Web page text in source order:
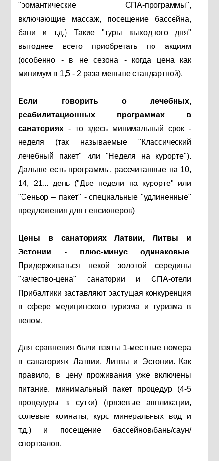
"романтические СПА-программы",
включающие массаж, посещение бассейна,
бани и т.д.) Такие "туры выходного дня"
выгоднее всего приобретать по акциям
(особенно - в не сезона - когда цена как
минимум в 1,5 - 2 раза меньше стандартной).
Если говорить о лечебных,
реабилитационных программах в
санаториях - то здесь минимальный срок -
неделя (так называемые "Классический
лечебный пакет" или "Неделя на курорте").
Дальше есть программы, рассчитанные на 10,
14, 21... день ("Две недели на курорте" или
"Сеньор – пакет" - специальные "удлиненные"
предложения для пенсионеров)
Цены в санаторияхЛатвии, Литвы и
Эстонии - плюс-минус одинаковые.
Придерживаться некой золотой середины
"качество-цена" санатории и СПА-отели
Прибалтики заставляют растущая конкуренция
в сфере медицинского туризма и туризма в
целом.
Для сравнения были взяты 1-местные номера
в санаториях Латвии, Литвы и Эстонии. Как
правило, в цену проживания уже включены
питание, минимальный пакет процедур (4-5
процедуры в сутки) (грязевые аппликации,
солевые комнаты, курс минеральных вод и
т.д.) и посещение бассейнов/бань/саун/
спортзалов.